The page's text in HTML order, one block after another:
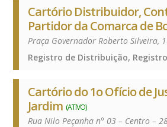
Cartório Distribuidor,
Partidor da Comarca de
Cartório do 1o Ofício de
Jardim (ATIVO)
Rua Nilo Peçanha n° 03 – Centro –